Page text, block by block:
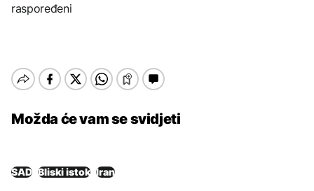
raspoređeni
Možda će vam se svidjeti
SAD Bliski istok Iran